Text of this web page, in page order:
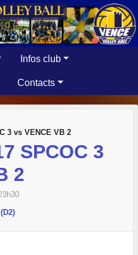
Infos club
Contacts
3 vs VENCE VB 2
SPCOC 3
2